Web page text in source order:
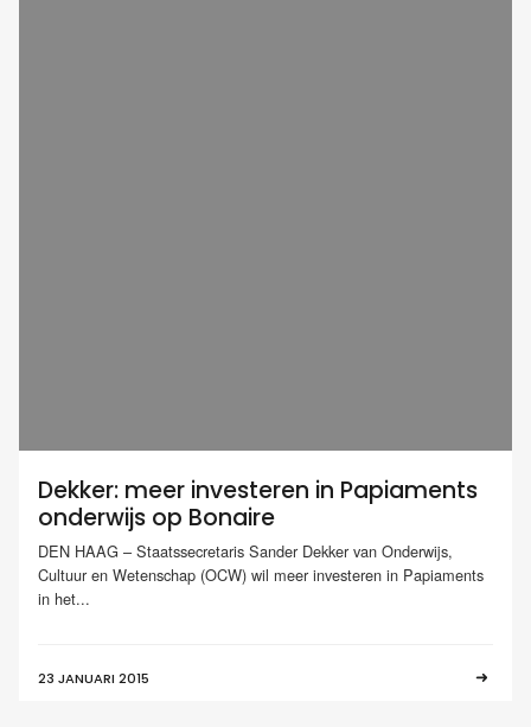
Dekker: meer investeren in Papiaments
onderwijs op Bonaire
DEN HAAG – Staatssecretaris Sander Dekker van Onderwijs,
Cultuur en Wetenschap (OCW) wil meer investeren in Papiaments
in het...
23 JANUARI 2015